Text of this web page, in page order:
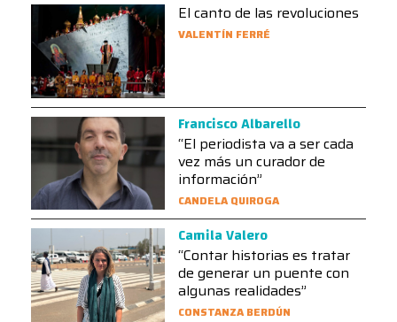
El canto de las revoluciones
VALENTÍN FERRÉ
Francisco Albarello
“El periodista va a ser cada
vez más un curador de
información”
CANDELA QUIROGA
Camila Valero
“Contar historias es tratar
de generar un puente con
algunas realidades”
CONSTANZA BERDÚN